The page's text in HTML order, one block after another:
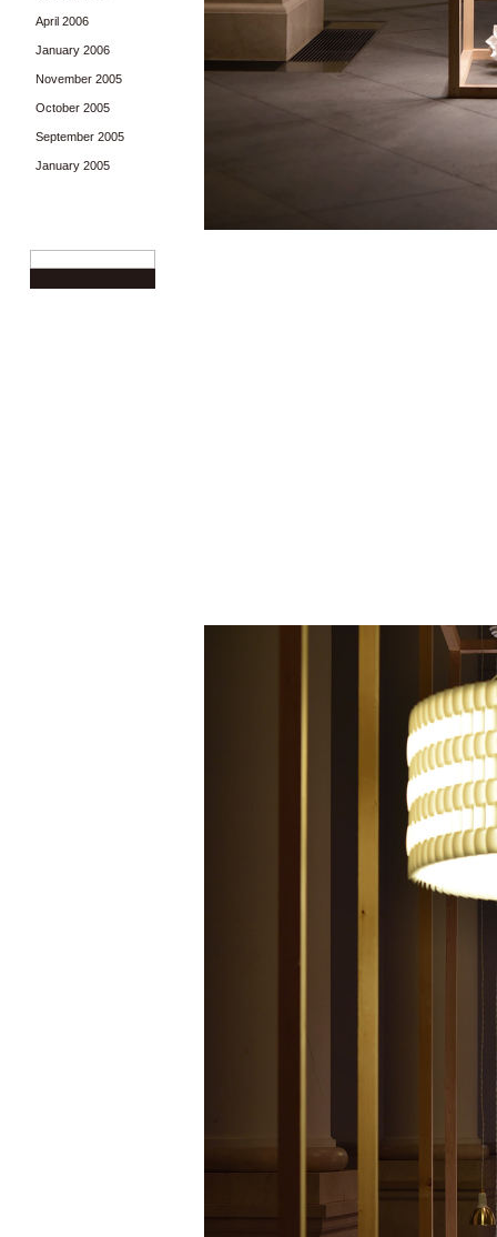
April 2006
January 2006
November 2005
October 2005
September 2005
January 2005